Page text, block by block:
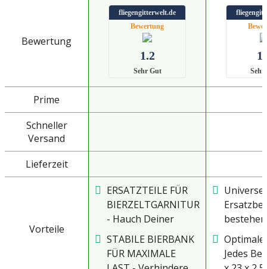
Bewertung
fliegengitterwelt.de
Bewertung
1.2
Sehr Gut Sehr
Prime
Schneller
Versand
Lieferzeit
Vorteile
ERSATZTEILE FÜR
BIERZELTGARNITUR
- Hauch Deiner
Sitzgelegenheit
neues Leben ein
und schone Dein
STABILE BIERBANK
FÜR MAXIMALE
Ersatz
Optimale
Jedes